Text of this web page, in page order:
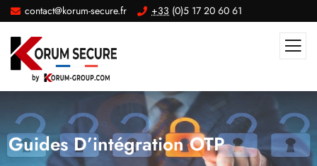
contact@korum-secure.fr +33 (0)5 17 20 60 61
Guides D’intégration OTP